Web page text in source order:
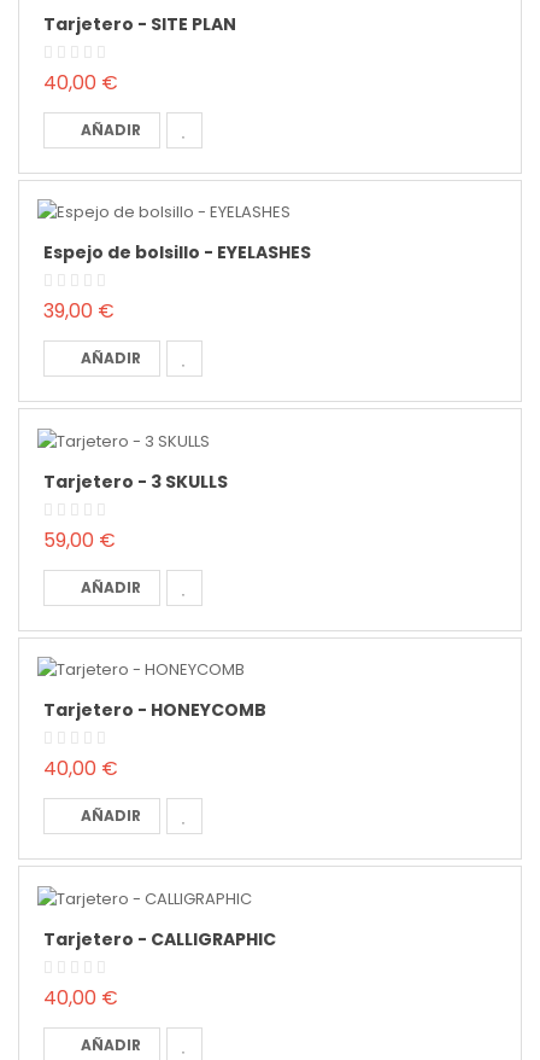
Tarjetero - SITE PLAN
40,00 €
AÑADIR
Espejo de bolsillo - EYELASHES
39,00 €
AÑADIR
Tarjetero - 3 SKULLS
59,00 €
AÑADIR
Tarjetero - HONEYCOMB
40,00 €
AÑADIR
Tarjetero - CALLIGRAPHIC
40,00 €
AÑADIR